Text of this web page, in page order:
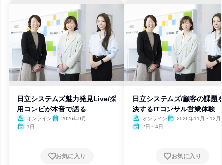
日立システムズ魅力発見Live/採
用コンビが本音で語る
オンライン
2026年9月
1日
お気に入り
日立システムズ/顧客の課題
決するITコンサル営業体験
オンライン
2026年11月・12月
2日～4日
お気に入り